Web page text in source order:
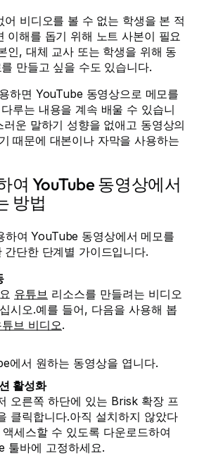
어 비디오를 볼 수 없는 학생을 본 적
이해를 돕기 위해 노트 사본이 필요
인, 대체 교사 또는 학생을 위해 동
만들고 싶을 수도 있습니다.
하면 YouTube 동영상으로 메모를
루는 내용을 계속 배울 수 있습니
러운 말하기 성향을 없애고 동영상의
때문에 대본이나 자막을 사용하는
여 YouTube 동영상에서
방법
하여 YouTube 동영상에서 메모를
간단한 단계별 가이드입니다.
유튜브 리소스를 만들려는 비디오
시오.예를 들어, 다음을 사용해 봅
튜브 비디오.
에서 원하는 동영상을 엽니다.
활성화
오른쪽 하단에 있는 Brisk 확장 프
클릭합니다.아직 설치하지 않았다
액세스할 수 있도록 다운로드하여
툴바에 고정하세요.